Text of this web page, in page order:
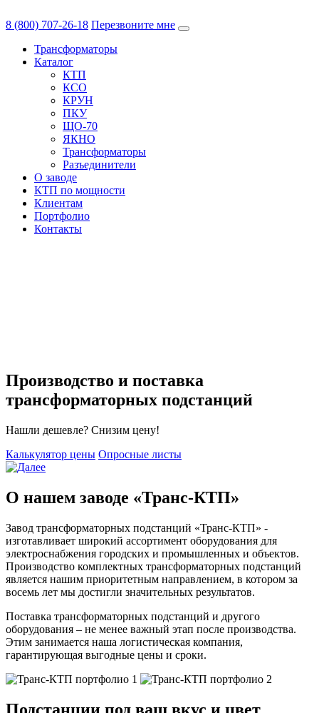
8 (800) 707-26-18 Перезвоните мне
Трансформаторы
Каталог
КТП
КСО
КРУН
ПКУ
ЩО-70
ЯКНО
Трансформаторы
Разъединители
О заводе
КТП по мощности
Клиентам
Портфолио
Контакты
Производство и поставка
трансформаторных подстанций
Нашли дешевле? Снизим цену!
Калькулятор цены Опросные листы
О нашем заводе «Транс-КТП»
Завод трансформаторных подстанций «Транс-КТП» -
изготавливает широкий ассортимент оборудования для
электроснабжения городских и промышленных и объектов.
Производство комплектных трансформаторных подстанций
является нашим приоритетным направлением, в котором за
восемь лет мы достигли значительных результатов.
Поставка трансформаторных подстанций и другого
оборудования – не менее важный этап после производства.
Этим занимается наша логистическая компания,
гарантирующая выгодные цены и сроки.
Подстанции под ваш вкус и цвет